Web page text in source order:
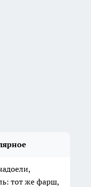
тот же фарш,